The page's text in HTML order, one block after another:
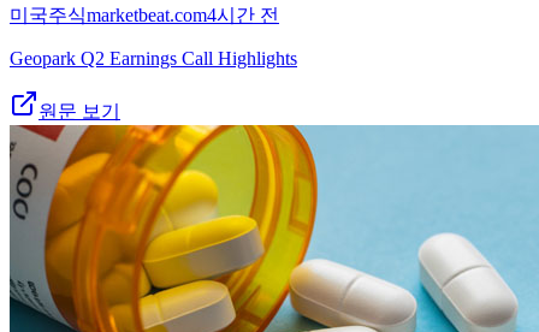
미국주식marketbeat.com4시간 전
Geopark Q2 Earnings Call Highlights
원문 보기